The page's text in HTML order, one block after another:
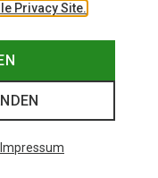
Privacy Site.
Impressum